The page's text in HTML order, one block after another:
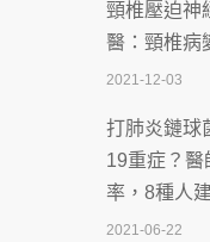
深耕萬華55
智慧 醫療
2026-07-06
【115年臺
一手刮」】
2026-07-02
頸椎壓迫神
醫：頸椎病
2021-12-03
打肺炎鏈球
19重症？醫
率，8種人
2021-06-22